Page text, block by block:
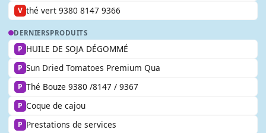
V thé vert 9380 8147 9366
DERNIERSPRODUITS
P HUILE DE SOJA DÉGOMMÉ
P Sun Dried Tomatoes Premium Qua
P Thé Bouze 9380 /8147 / 9367
P Coque de cajou
P Prestations de services